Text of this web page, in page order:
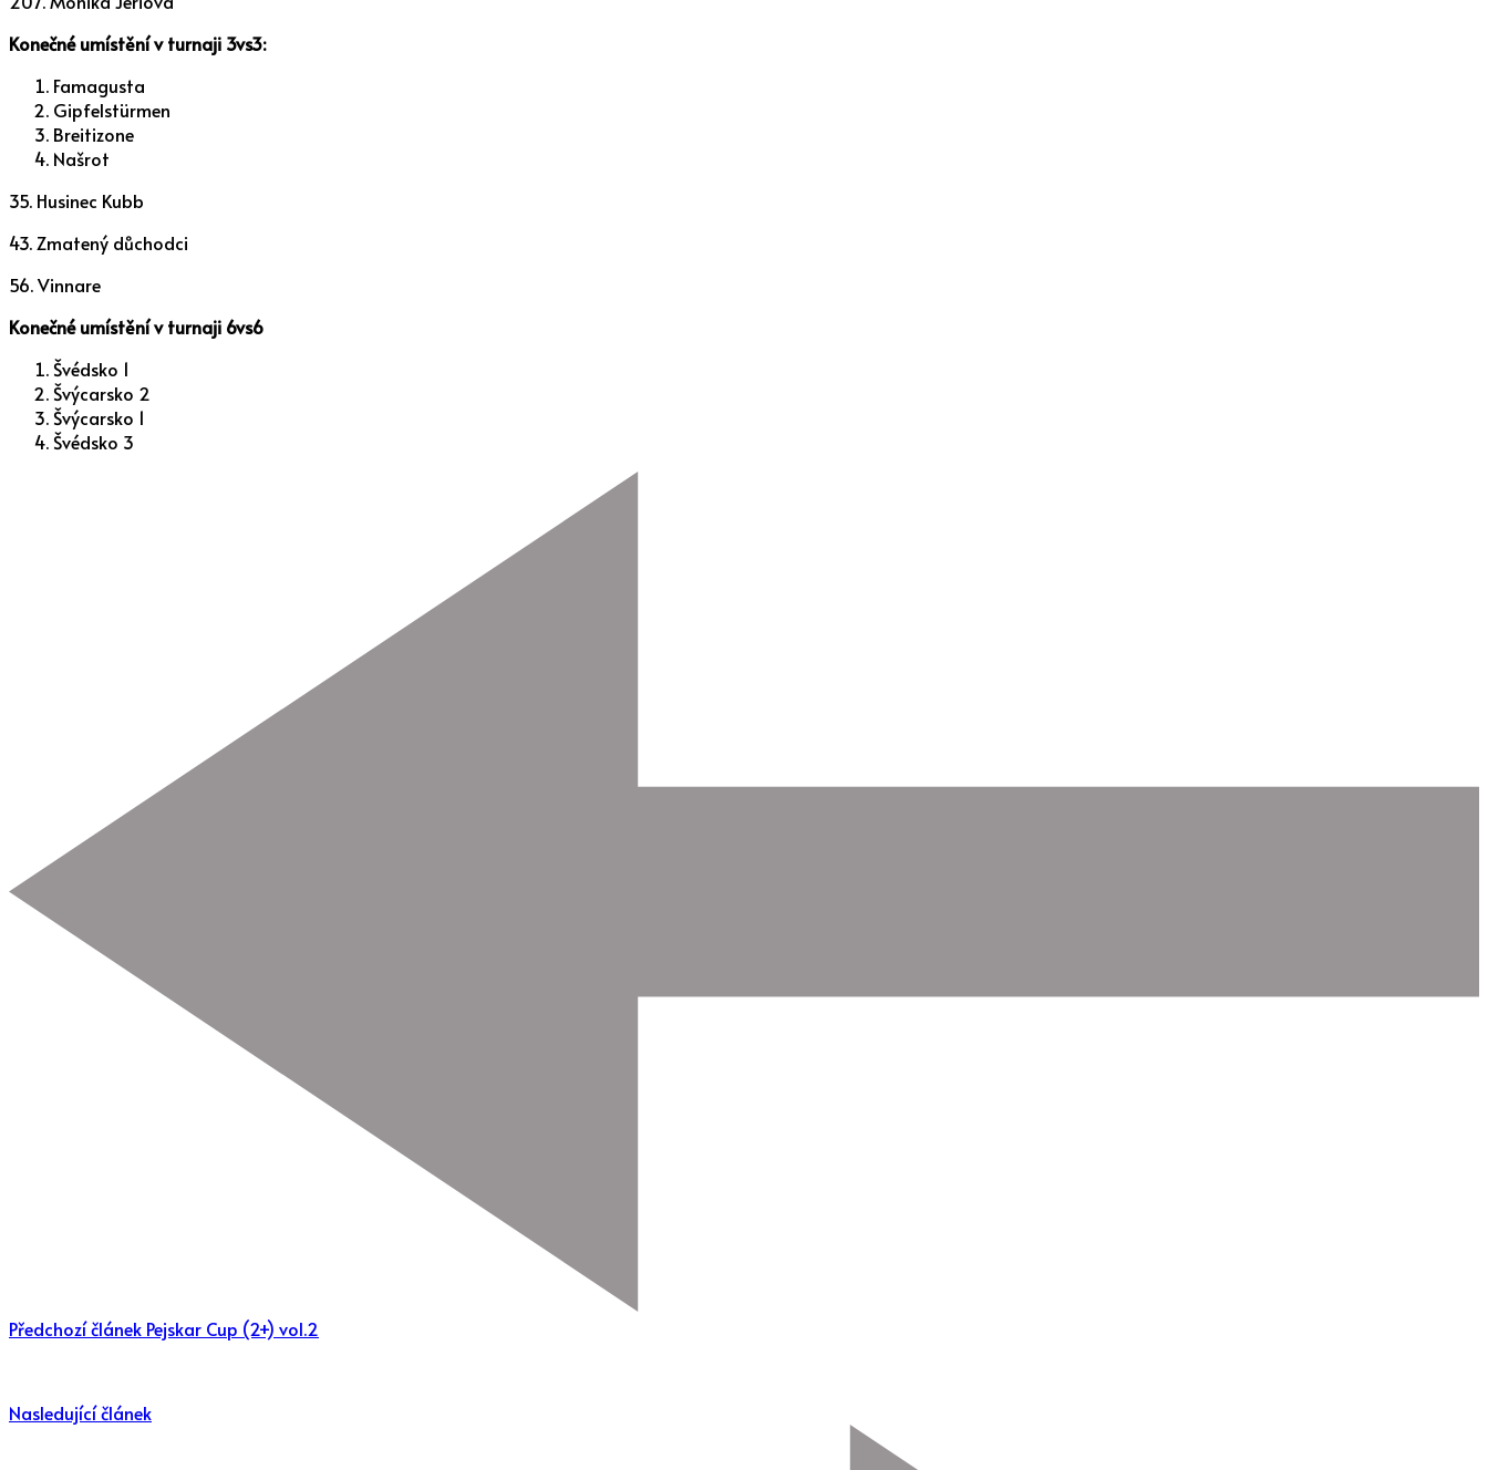
Konečné umístění v turnaji 3vs3:
Famagusta
Gipfelstürmen
Breitizone
Našrot
35. Husinec Kubb
43. Zmatený důchodci
56. Vinnare
Konečné umístění v turnaji 6vs6
Švédsko 1
Švýcarsko 2
Švýcarsko 1
Švédsko 3
Předchozí článek Pejskar Cup (2+) vol.2
Nasledující článek